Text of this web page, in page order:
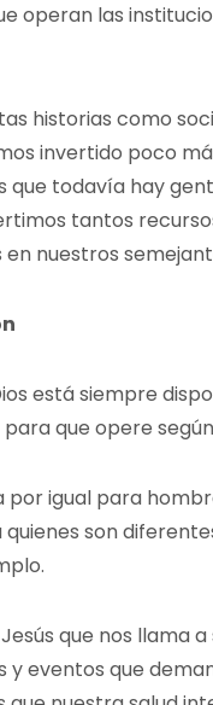
operan las
historias como
invertido poco
que todavía hay
tantos
nuestros
está siempre
que opere
por igual para
son
que nos llama
eventos que